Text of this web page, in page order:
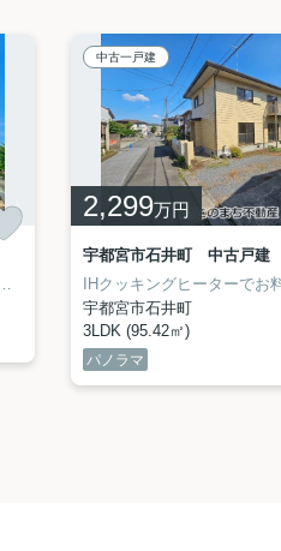
中古一戸建
2,299万円
宇都宮市石井町 中古戸建
宇都宮市石井町
3LDK (95.42㎡)
パノラマ